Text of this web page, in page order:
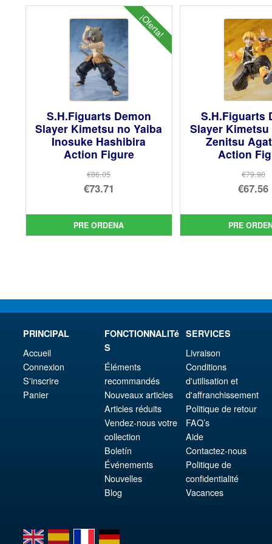
¡Oferta!
S.H.Figuarts Demon
Slayer Kimetsu no Yaiba
Inosuke Hashibira
Action Figure
€86.05
El
original
era:
€73.71
precio
actual
PRE ORDENA
S.H.Figuarts
Slayer Kimetsu
Zenitsu
Action
€79.90
El
era:
€67.56
PRE
PRINCIPAL
Accueil
Connexion
S'inscrire
Panier
FONCTIONNALITé
S
Éléments
recommandés
Nouveaux articles
Articles réduits
Vendez-nous votre
collection
Boletín
Événements
Nouvelles
Blog
SERVICES
Livraison
Conditions
d'utilisation et
d'affranchissement
Politique de retour
FAQ’s
Aide
Contactez-nous
Politique de
confidentialité
Vacances
en es fr de